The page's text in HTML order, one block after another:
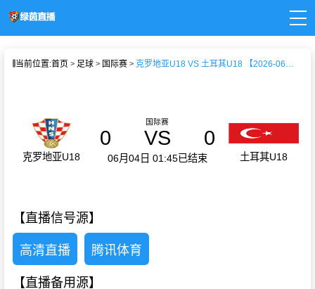
当前位置:首页 足球 国际赛 克罗地亚U18 VS 土耳其U18 【2026-06-04 01:45:00】
克罗地亚U18
国际赛
0 VS 0
06月04日 01:45已结束 土耳其U18
【直播信号源】
高清直播 腾讯体育
【直播备用源】